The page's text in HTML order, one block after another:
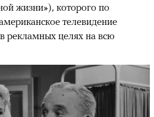
жизни»), которого по
телевидение
рекламных целях на всю